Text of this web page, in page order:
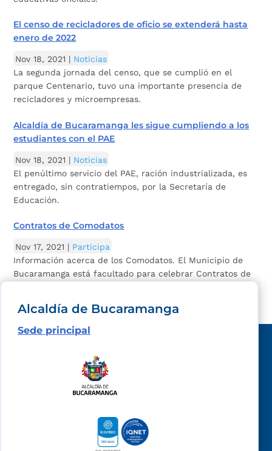
El censo de recicladores de oficio se extenderá hasta
enero de 2022
Nov 18, 2021 | Noticias
La segunda jornada del censo, que se cumplió en el
parque Centenario, tuvo una importante presencia de
recicladores y microempresas.
Alcaldía de Bucaramanga les sigue cumpliendo a los
estudiantes con el PAE
Nov 18, 2021 | Noticias
El penúltimo servicio del PAE, ración industrializada, es
entregado, sin contratiempos, por la Secretaría de
Educación.
Contratos de Comodatos
Nov 17, 2021 | Participa
Información acerca de los Comodatos. El Municipio de
Bucaramanga está facultado para celebrar Contratos de
Alcaldía de Bucaramanga
Sede principal